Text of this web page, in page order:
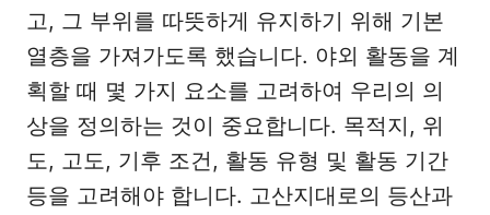
고, 그 부위를 따뜻하게 유지하기 위해 기본
열층을 가져가도록 했습니다. 야외 활동을 계
획할 때 몇 가지 요소를 고려하여 우리의 의
상을 정의하는 것이 중요합니다. 목적지, 위
도, 고도, 기후 조건, 활동 유형 및 활동 기간
등을 고려해야 합니다. 고산지대로의 등산과